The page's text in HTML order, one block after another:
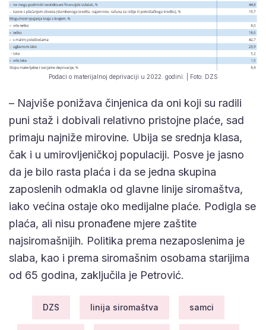
Podaci o materijalnoj deprivaciji u 2022. godini. | Foto: DZS
– Najviše ponižava činjenica da oni koji su radili
puni staž i dobivali relativno pristojne plaće, sad
primaju najniže mirovine. Ubija se srednja klasa,
čak i u umirovljeničkoj populaciji. Posve je jasno
da je bilo rasta plaća i da se jedna skupina
zaposlenih odmakla od glavne linije siromaštva,
iako većina ostaje oko medijalne plaće. Podigla se
plaća, ali nisu pronađene mjere zaštite
najsiromašnijih. Politika prema nezaposlenima je
slaba, kao i prema siromašnim osobama starijima
od 65 godina, zaključila je Petrović.
DZS linija siromaštva samci